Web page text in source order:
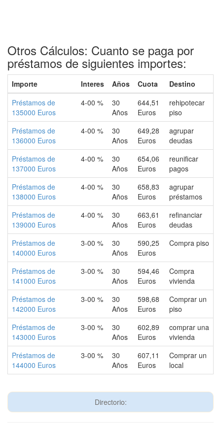
Otros Cálculos: Cuanto se paga por
préstamos de siguientes importes:
Importe Interes Años Cuota
Destino
Préstamos de
135000 Euros
4-00 %
30
Años
644,51
Euros
rehipotecar
piso
Préstamos de
136000 Euros
4-00 %
30
Años
649,28
Euros
agrupar
deudas
Préstamos de
137000 Euros
4-00 %
30
Años
654,06
Euros
reunificar
pagos
Préstamos de
138000 Euros
4-00 %
30
Años
658,83
Euros
agrupar
préstamos
Préstamos de
139000 Euros
4-00 %
30
Años
663,61
Euros
refinanciar
deudas
Préstamos de
140000 Euros
3-00 %
30
Años
590,25
Euros
Compra piso
Préstamos de
141000 Euros
3-00 %
30
Años
594,46
Euros
Compra
vivienda
Préstamos de
142000 Euros
3-00 %
30
Años
598,68
Euros
Comprar un
piso
Préstamos de
143000 Euros
3-00 %
30
Años
602,89
Euros
comprar una
vivienda
Préstamos de
144000 Euros
3-00 %
30
Años
607,11
Euros
Comprar un
local
Directorio: